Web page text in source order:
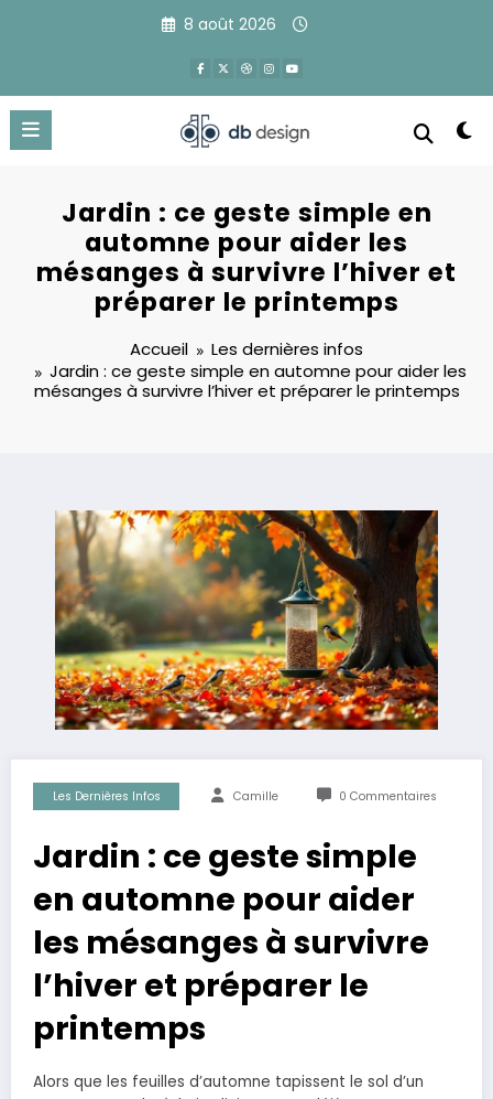
8 août 2026
Jardin : ce geste simple en
automne pour aider les
mésanges à survivre l’hiver et
préparer le printemps
Accueil
Les dernières infos
Jardin : ce geste simple en automne pour aider les
mésanges à survivre l’hiver et préparer le printemps
Les Dernières Infos Camille 0 Commentaires
Jardin : ce geste simple
en automne pour aider
les mésanges à survivre
l’hiver et préparer le
printemps
Alors que les feuilles d’automne tapissent le sol d’un